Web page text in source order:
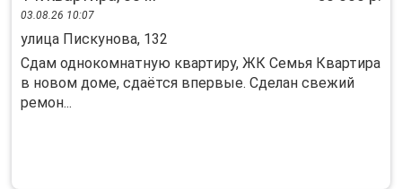
03.08.26 10:07
улица Пискунова, 132
Сдам однокомнатную квартиру, ЖК Семья Квартира
в новом доме, сдаётся впервые. Сделан свежий
ремон...